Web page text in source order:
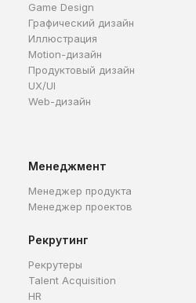
Game Design
Графический дизайн
Иллюстрация
Motion-дизайн
Продуктовый дизайн
UX/UI
Web-дизайн
Менеджмент
Менеджер продукта
Менеджер проектов
Рекрутинг
Рекрутеры
Talent Acquisition
HR